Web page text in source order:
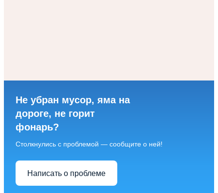
Не убран мусор, яма на
дороге, не горит
фонарь?
Столкнулись с проблемой — сообщите о ней!
Написать о проблеме